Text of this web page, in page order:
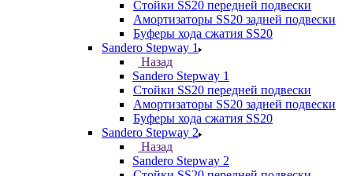
Стойки SS20 передней подвески
Амортизаторы SS20 задней подвески
Буферы хода сжатия SS20
Sandero Stepway 1
Назад
Sandero Stepway 1
Стойки SS20 передней подвески
Амортизаторы SS20 задней подвески
Буферы хода сжатия SS20
Sandero Stepway 2
Назад
Sandero Stepway 2